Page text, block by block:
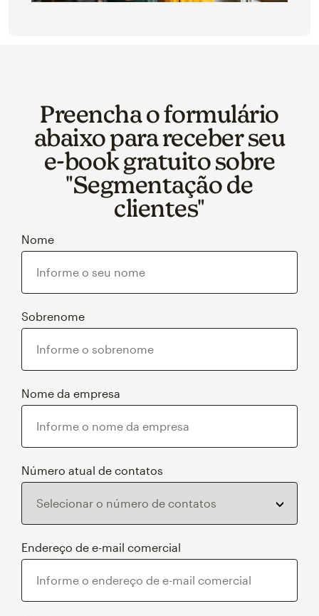
Preencha o formulário
abaixo para receber seu
e‑book gratuito sobre
"Segmentação de
clientes"
Nome
Sobrenome
Nome da empresa
Número atual de contatos
Endereço de e-mail comercial